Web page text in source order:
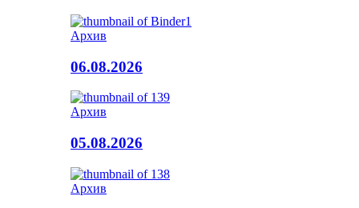
Архив
06.08.2026
Архив
05.08.2026
Архив